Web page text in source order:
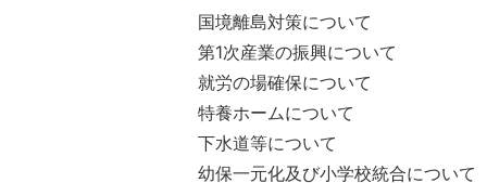
国境離島対策について
第1次産業の振興について
就労の場確保について
特養ホームについて
下水道等について
幼保一元化及び小学校統合について